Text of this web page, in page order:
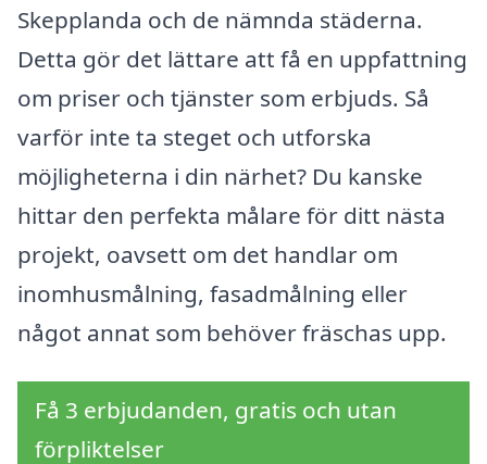
Skepplanda och de nämnda städerna.
Detta gör det lättare att få en uppfattning
om priser och tjänster som erbjuds. Så
varför inte ta steget och utforska
möjligheterna i din närhet? Du kanske
hittar den perfekta målare för ditt nästa
projekt, oavsett om det handlar om
inomhusmålning, fasadmålning eller
något annat som behöver fräschas upp.
Få 3 erbjudanden, gratis och utan
förpliktelser